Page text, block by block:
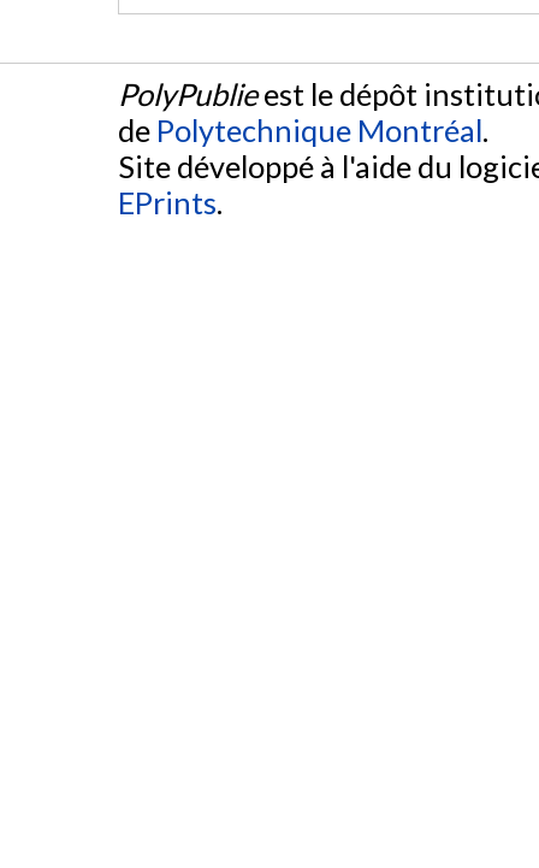
PolyPublieest le dépôt
de Polytechnique Montréal.
Site développé à l'aide du
EPrints.